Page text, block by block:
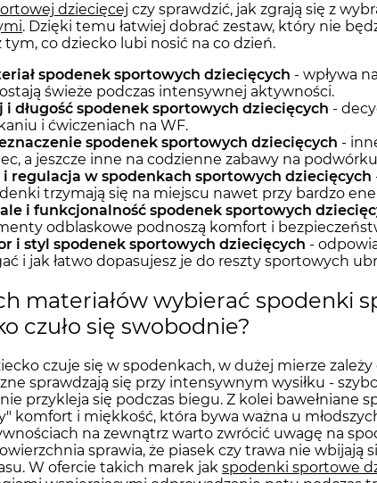
dziecięcej czy sprawdzić, jak zgrają się z
. Dzięki temu łatwiej dobrać zestaw, który nie
tym, co dziecko lubi nosić na co dzień.
spodenek sportowych dziecięcych - wpływa
świeże podczas intensywnej aktywności.
i długość spodenek sportowych dziecięcych -
i ćwiczeniach na WF.
spodenek sportowych dziecięcych -
a jeszcze inne na codzienne zabawy na
i regulacja w spodenkach sportowych dziecięcych
trzymają się na miejscu nawet przy bardzo
i funkcjonalność spodenek sportowych
odblaskowe podnoszą komfort i
i styl spodenek sportowych dziecięcych -
i jak łatwo dopasujesz je do reszty sportowych
materiałów wybierać spodenki
czuło się swobodnie?
czuje się w spodenkach, w dużej mierze
sprawdzają się przy intensywnym wysiłku -
przykleja się podczas biegu. Z kolei bawełniane
komfort i miękkość, która bywa ważna u
na zewnątrz warto zwrócić uwagę na
sprawia, że piasek czy trawa nie wbijają
W ofercie takich marek jak spodenki sportowe